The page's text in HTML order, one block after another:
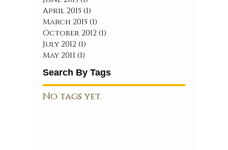
April 2015 (1)
March 2015 (1)
October 2012 (1)
July 2012 (1)
May 2011 (1)
Search By Tags
No tags yet.